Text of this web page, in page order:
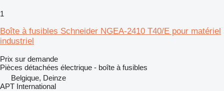
1
Boîte à fusibles Schneider NGEA-2410 T40/E pour matériel
industriel
Prix sur demande
Pièces détachées électrique - boîte à fusibles
Belgique, Deinze
APT International